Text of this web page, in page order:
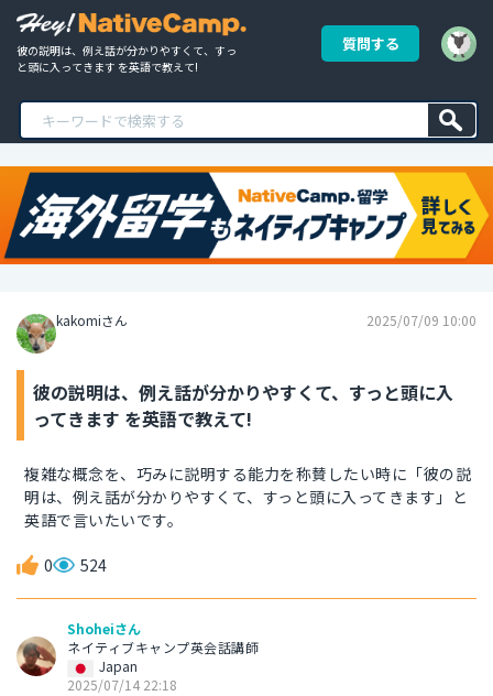
彼の説明は、例え話が分かりやすくて、すっ
と頭に入ってきます を英語で教えて!
質問する
kakomiさん 2025/07/09 10:00
彼の説明は、例え話が分かりやすくて、すっと頭に入
ってきます を英語で教えて!
複雑な概念を、巧みに説明する能力を称賛したい時に「彼の説
明は、例え話が分かりやすくて、すっと頭に入ってきます」と
英語で言いたいです。
0 524
Shoheiさん
ネイティブキャンプ英会話講師
Japan
2025/07/14 22:18